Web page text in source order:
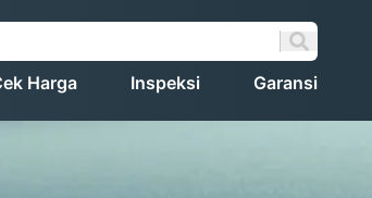
Harga Inspeksi Garansi